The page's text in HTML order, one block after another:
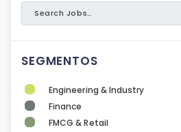
SEGMENTOS
Engineering & Industry
Finance
FMCG & Retail